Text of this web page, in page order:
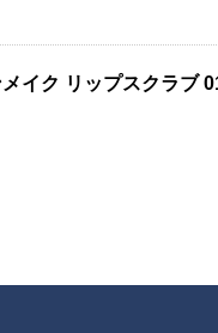
イク リップスクラブ